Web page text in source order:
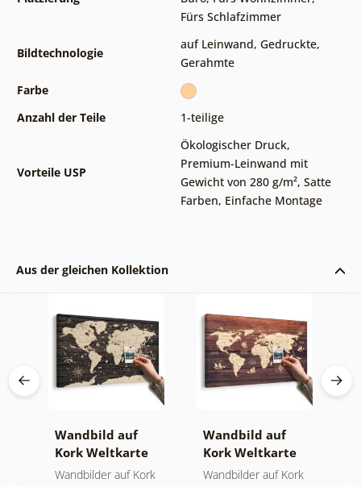
Fürs Schlafzimmer
Bildtechnologie
auf Leinwand, Gedruckte,
Gerahmte
Farbe
Anzahl der Teile
1-teilige
Vorteile USP
Ökologischer Druck,
Premium-Leinwand mit
Gewicht von 280 g/m², Satte
Farben, Einfache Montage
Aus der gleichen Kollektion
Wandbild auf
Kork Weltkarte
auf hölzernem
Wandbilder auf Kork
Wandbild auf
Kork Weltkarte
auf Holz
Wandbilder auf Kork